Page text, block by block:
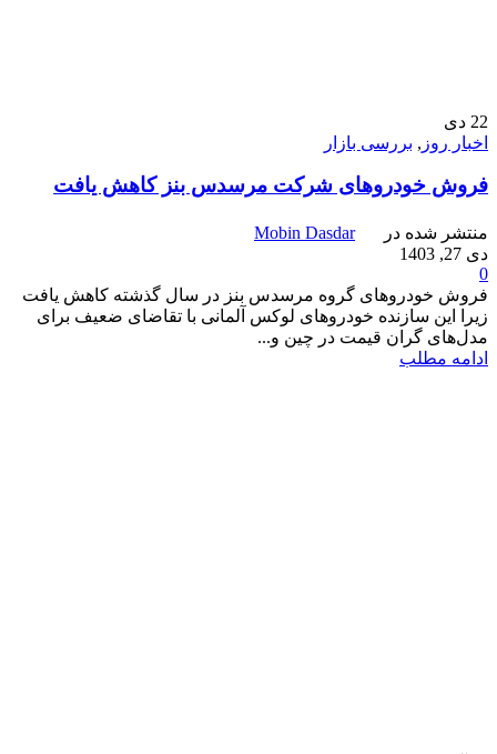
22 دی
اخبار روز , بررسی بازار
فروش خودروهای شرکت مرسدس بنز کاهش یافت
منتشر شده در
Mobin Dasdar
دی 27, 1403
0
فروش خودروهای گروه مرسدس بنز در سال گذشته کاهش یافت
زیرا این سازنده خودروهای لوکس آلمانی با تقاضای ضعیف برای
مدل‌های گران قیمت در چین و...
ادامه مطلب